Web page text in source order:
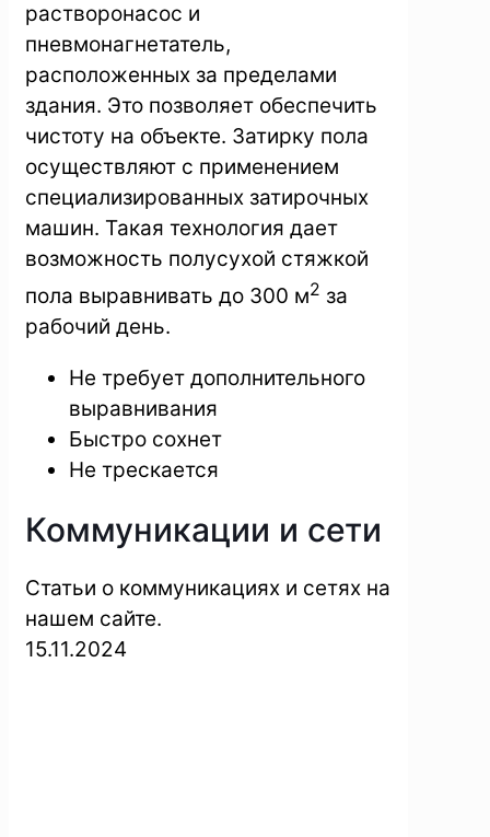
растворонасос и
пневмонагнетатель,
расположенных за пределами
здания. Это позволяет обеспечить
чистоту на объекте. Затирку пола
осуществляют с применением
специализированных затирочных
машин. Такая технология дает
возможность полусухой стяжкой
пола выравнивать до 300 м2 за
рабочий день.
Не требует дополнительного
выравнивания
Быстро сохнет
Не трескается
Коммуникации и сети
Статьи о коммуникациях и сетях на
нашем сайте.
15.11.2024